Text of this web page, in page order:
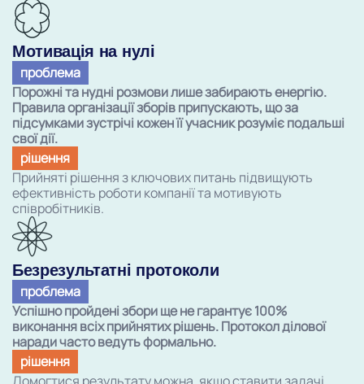
Мотивація на нулі
проблема
Порожні та нудні розмови лише забирають енергію.
Правила організації зборів припускають, що за
підсумками зустрічі кожен її учасник розуміє подальші
свої дії.
рішення
Прийняті рішення з ключових питань підвищують
ефективність роботи компанії та мотивують
співробітників.
Безрезультатні протоколи
проблема
Успішно пройдені збори ще не гарантує 100%
виконання всіх прийнятих рішень. Протокол ділової
наради часто ведуть формально.
рішення